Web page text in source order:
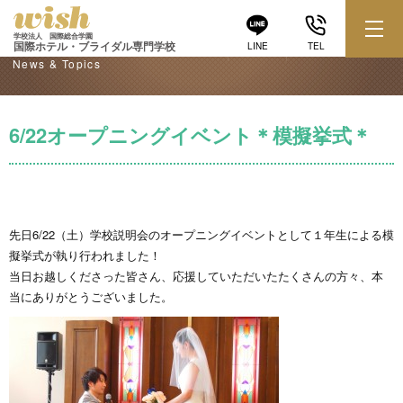
LINE TEL
学校法人 国際総合学園
国際ホテル・ブライダル専門学校
学校からのお知らせ
News & Topics
6/22オープニングイベント＊模擬挙式＊
先日6/22（土）学校説明会のオープニングイベントとして１年生による模
擬挙式が執り行われました！
当日お越しくださった皆さん、応援していただいたたくさんの方々、本
当にありがとうございました。